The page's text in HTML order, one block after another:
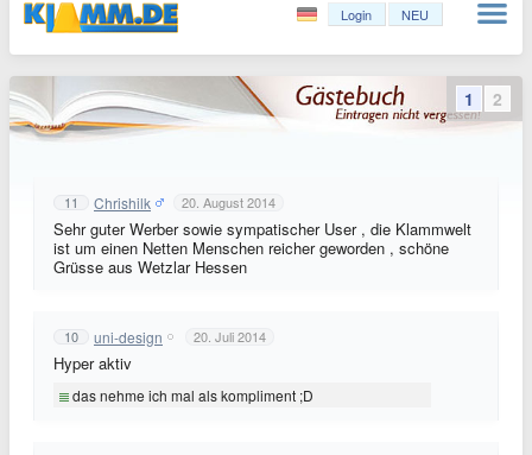
Login NEU
11 Chrishilk 20. August 2014
Sehr guter Werber sowie sympatischer User , die Klammwelt
ist um einen Netten Menschen reicher geworden , schöne
Grüsse aus Wetzlar Hessen
10 uni-design 20. Juli 2014
Hyper aktiv
das nehme ich mal als kompliment ;D
1 2